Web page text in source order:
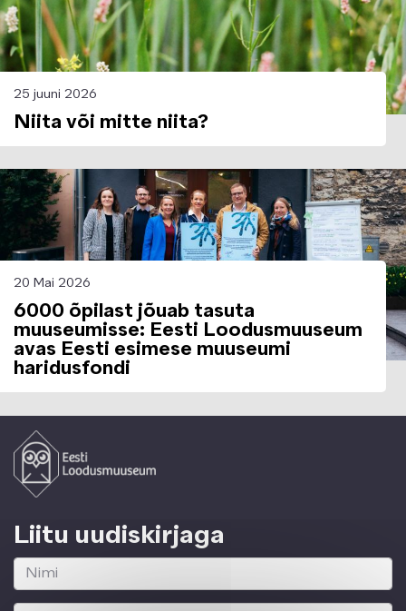
25 juuni 2026
Niita või mitte niita?
Image
20 Mai 2026
6000 õpilast jõuab tasuta
muuseumisse: Eesti Loodusmuuseum
avas Eesti esimese muuseumi
haridusfondi
Liitu uudiskirjaga